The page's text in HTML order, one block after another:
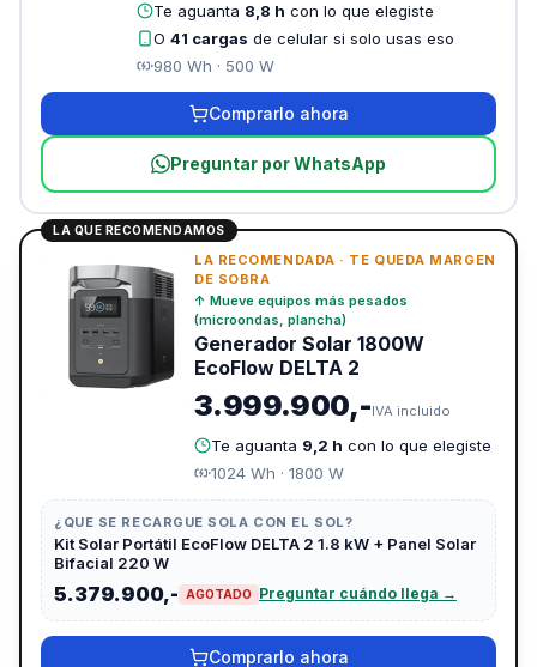
Te aguanta 8,8 h con lo que elegiste
O 41 cargas de celular si solo usas eso
980 Wh · 500 W
Comprarlo ahora
Preguntar por WhatsApp
LA QUE RECOMENDAMOS
LA RECOMENDADA · TE QUEDA MARGEN
DE SOBRA
↑ Mueve equipos más pesados
(microondas, plancha)
Generador Solar 1800W
EcoFlow DELTA 2
3.999.900,-IVA incluido
Te aguanta 9,2 h con lo que elegiste
1024 Wh · 1800 W
¿QUE SE RECARGUE SOLA CON EL SOL?
Kit Solar Portátil EcoFlow DELTA 2 1.8 kW + Panel Solar
Bifacial 220 W
5.379.900,- AGOTADO Preguntar cuándo llega →
Comprarlo ahora